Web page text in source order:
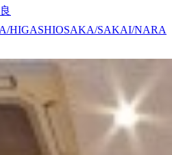
HIGASHIOSAKA/SAKAI/NARA
UJINA